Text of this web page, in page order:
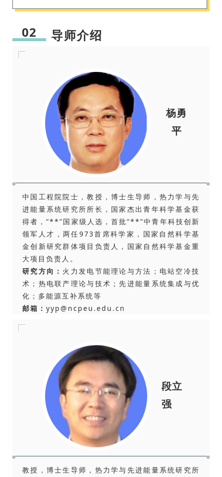
02 导师介绍
杨勇
平
中国工程院院士，教授，博士生导师，热力学与先
进能量系统研究所所长，国家杰出青年科学基金获
得者，“**”国家级人选，首批“**”中青年科技创新
领军人才，两任973首席科学家，国家自然科学基
金创新研究群体项目负责人，国家自然科学基金重
大项目负责人。
研究方向： 火力发电节能理论与方法；电站空冷技
术；热电联产理论与技术；先进能量系统集成与优
化；多能源互补系统等
邮箱： yyp@ncpeu.edu.cn
段立
强
教授，博士生导师，热力学与先进能量系统研究所